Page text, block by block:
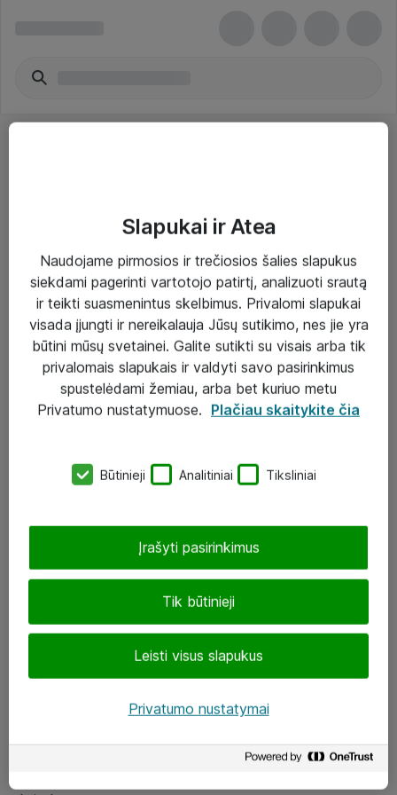
Paslaugos
Sprendimai
Įgyvendinti projektai
Atea ekspertų patarimai verslui
eShop@atea.lt
LinkedIn
Slapukai ir Atea
Naudojame pirmosios ir trečiosios šalies slapukus
siekdami pagerinti vartotojo patirtį, analizuoti srautą
ir teikti suasmenintus skelbimus. Privalomi slapukai
visada įjungti ir nereikalauja Jūsų sutikimo, nes jie yra
būtini mūsų svetainei. Galite sutikti su visais arba tik
privalomais slapukais ir valdyti savo pasirinkimus
spustelėdami žemiau, arba bet kuriuo metu
Privatumo nustatymuose. Plačiau skaitykite čia
Būtinieji Analitiniai Tiksliniai
Tik būtinieji
Leisti visus slapukus
Įrašyti pasirinkimus
Privatumo nustatymai